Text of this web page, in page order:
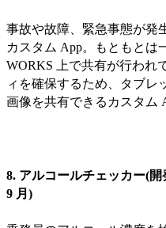
事故や故障、緊急事態が発
カスタム App。もともとは
WORKS 上で共有が行われ
ィを確保するため、タブレ
画像を共有できるカスタム
8. アルコールチェッカー(
9 月)